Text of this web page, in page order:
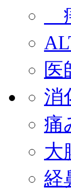
医
消
痛
大
経